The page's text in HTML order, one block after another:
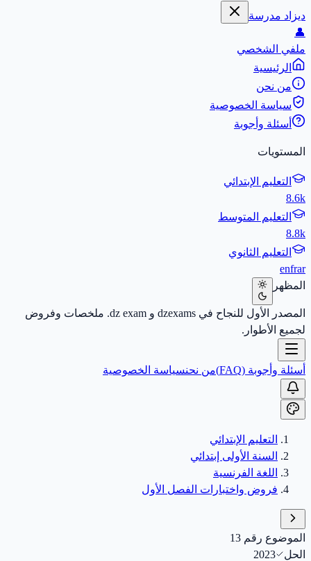
ديزاد مدرسة
👤
ملفي الشخصي
الرئيسية
من نحن
سياسة الخصوصية
أسئلة وأجوبة
المستويات
التعليم الإبتدائي
8.6k
التعليم المتوسط
8.8k
التعليم الثانوي
enfrar
المظهر
المصدر الأول للنجاح في dzexams و dz exam. ملخصات وفروض
لجميع الأطوار.
أسئلة وأجوبة (FAQ) من نحنسياسة الخصوصية
التعليم الإبتدائي
السنة الأولى إبتدائي
اللغة الفرنسية
فروض واختبارات الفصل الأول
الموضوع رقم 13
الحل
2023